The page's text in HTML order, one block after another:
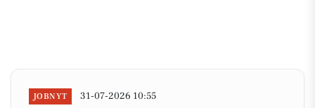
JOBNYT 31-07-2026 10:55